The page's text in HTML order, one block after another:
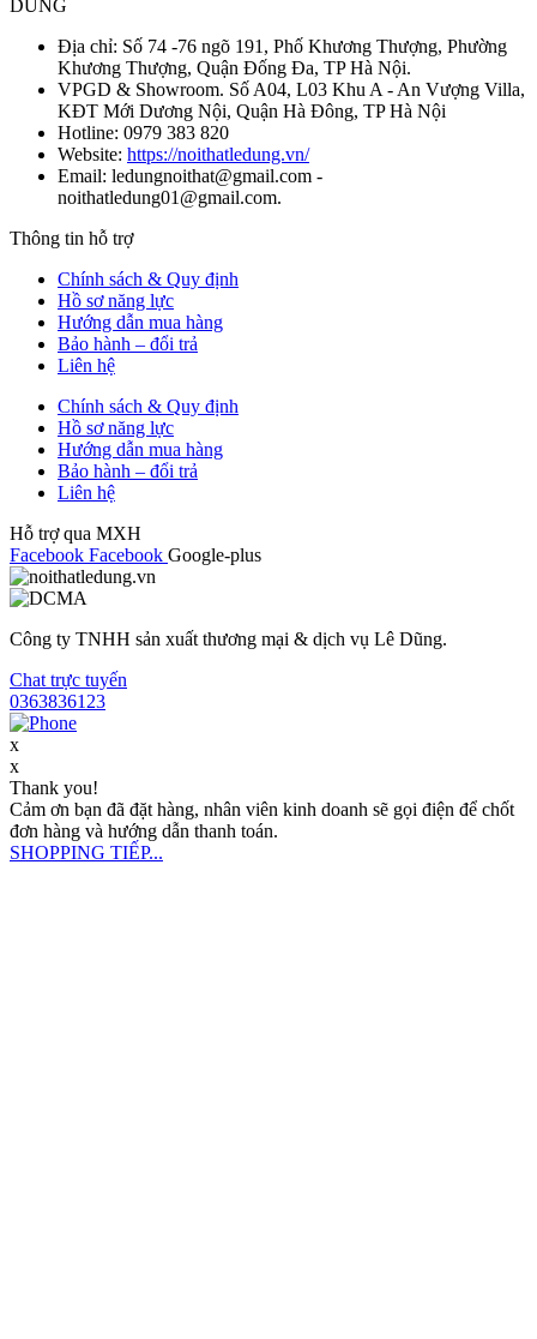
DŨNG
Địa chỉ: Số 74 -76 ngõ 191, Phố Khương Thượng, Phường
Khương Thượng, Quận Đống Đa, TP Hà Nội.
VPGD & Showroom. Số A04, L03 Khu A - An Vượng Villa,
KĐT Mới Dương Nội, Quận Hà Đông, TP Hà Nội
Hotline: 0979 383 820
Website: https://noithatledung.vn/
Email: ledungnoithat@gmail.com -
noithatledung01@gmail.com.
Thông tin hỗ trợ
Chính sách & Quy định
Hồ sơ năng lực
Hướng dẫn mua hàng
Bảo hành – đổi trả
Liên hệ
Chính sách & Quy định
Hồ sơ năng lực
Hướng dẫn mua hàng
Bảo hành – đổi trả
Liên hệ
Hỗ trợ qua MXH
Facebook Facebook Google-plus
Công ty TNHH sản xuất thương mại & dịch vụ Lê Dũng.
Chat trực tuyến
0363836123
x
x
Thank you!
Cảm ơn bạn đã đặt hàng, nhân viên kinh doanh sẽ gọi điện để chốt
đơn hàng và hướng dẫn thanh toán.
SHOPPING TIẾP...